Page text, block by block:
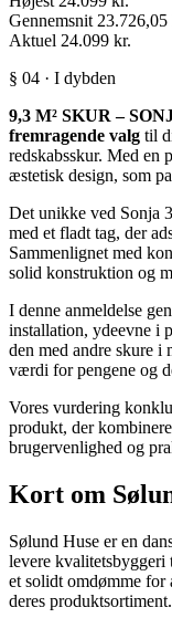
Gennemsnit 23.726,05
Aktuel 24.099 kr.
§ 04 · I dybden
9,3 M² SKUR –
fremragende valg til
redskabsskur. Med en
æstetisk design, som
Det unikke ved Sonja
med et fladt tag, der
Sammenlignet med
solid konstruktion og
I denne anmeldelse
installation, ydeevne i
den med andre skure i
værdi for pengene og
Vores vurdering
produkt, der
brugervenlighed og
Kort om
Sølund Huse er en
levere kvalitetsbyggeri
et solidt omdømme
deres produktsortiment.